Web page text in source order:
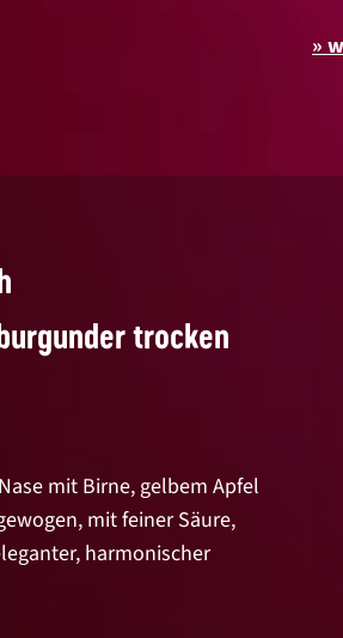
trocken
mit Birne, gelbem Apfel
mit feiner Säure,
harmonischer